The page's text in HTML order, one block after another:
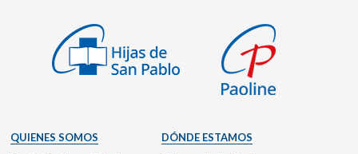
QUIENES SOMOS
DÓNDE ESTAMOS